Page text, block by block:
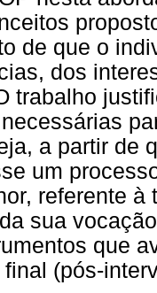
de que o
dos
trabalho
a partir de
um
referente
sua
que
(pós-